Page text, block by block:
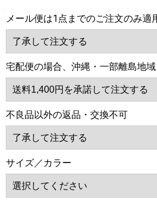
メール便は1点までのご注文のみ適
宅配便の場合、沖縄・一部離島地域
不良品以外の返品・交換不可
サイズ／カラー